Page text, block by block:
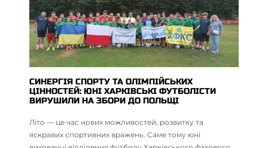
СИНЕРГІЯ СПОРТУ ТА ОЛІМПІЙСЬКИХ
ЦІННОСТЕЙ: ЮНІ ХАРКІВСЬКІ ФУТБОЛІСТИ
ВИРУШИЛИ НА ЗБОРИ ДО ПОЛЬЩІ
Літо — це час нових можливостей, розвитку та
яскравих спортивних вражень. Саме тому юні